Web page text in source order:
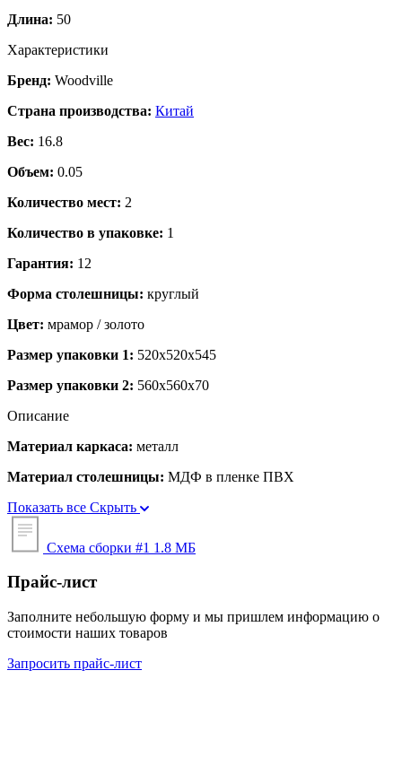
Длина: 50
Характеристики
Бренд: Woodville
Страна производства: Китай
Вес: 16.8
Объем: 0.05
Количество мест: 2
Количество в упаковке: 1
Гарантия: 12
Форма столешницы: круглый
Цвет: мрамор / золото
Размер упаковки 1: 520x520x545
Размер упаковки 2: 560x560x70
Описание
Материал каркаса: металл
Материал столешницы: МДФ в пленке ПВХ
Показать все Скрыть
Схема сборки #1 1.8 МБ
Прайс-лист
Заполните небольшую форму и мы пришлем информацию о
стоимости наших товаров
Запросить прайс-лист